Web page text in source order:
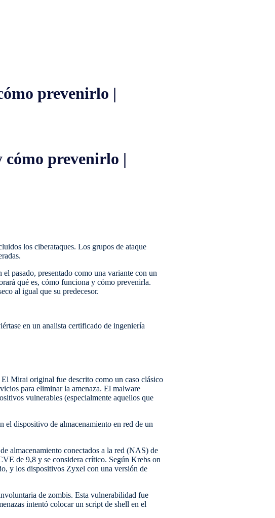
prevenirlo |
prevenirlo |
los ciberataques. Los grupos de ataque
pasado, presentado como una variante con un
qué es, cómo funciona y cómo prevenirla.
al igual que su predecesor.
en un analista certificado de ingeniería
Mirai original fue descrito como un caso clásico
para eliminar la amenaza. El malware
vulnerables (especialmente aquellos que
dispositivo de almacenamiento en red de un
almacenamiento conectados a la red (NAS) de
de 9,8 y se considera crítico. Según Krebs on
y los dispositivos Zyxel con una versión de
de zombis. Esta vulnerabilidad fue
intentó colocar un script de shell en el